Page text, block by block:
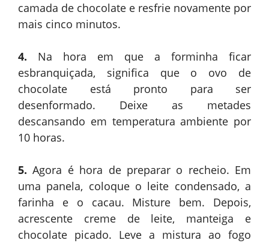
camada de chocolate e resfrie novamente por
mais cinco minutos.
4. Na hora em que a forminha ficar
esbranquiçada, significa que o ovo de
chocolate está pronto para ser
desenformado. Deixe as metades
descansando em temperatura ambiente por
10 horas.
5. Agora é hora de preparar o recheio. Em
uma panela, coloque o leite condensado, a
farinha e o cacau. Misture bem. Depois,
acrescente creme de leite, manteiga e
chocolate picado. Leve a mistura ao fogo